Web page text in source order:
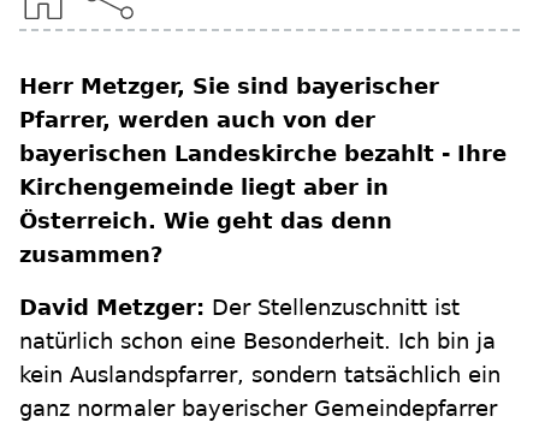
Herr Metzger, Sie sind bayerischer
Pfarrer, werden auch von der
bayerischen Landeskirche bezahlt - Ihre
Kirchengemeinde liegt aber in
Österreich. Wie geht das denn
zusammen?
David Metzger: Der Stellenzuschnitt ist
natürlich schon eine Besonderheit. Ich bin ja
kein Auslandspfarrer, sondern tatsächlich ein
ganz normaler bayerischer Gemeindepfarrer